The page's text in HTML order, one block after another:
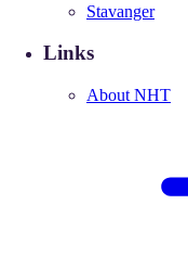
Stavanger
Links
About NHT